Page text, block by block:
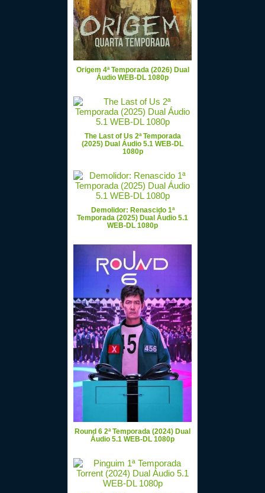
Origem 4ª Temporada (2026) Dual
Áudio WEB-DL 1080p
The Last of Us 2ª Temporada
(2025) Dual Áudio 5.1 WEB-DL
1080p
Demolidor: Renascido 1ª
Temporada (2025) Dual Áudio 5.1
WEB-DL 1080p
Round 6 2ª Temporada (2024) Dual
Áudio 5.1 WEB-DL 1080p